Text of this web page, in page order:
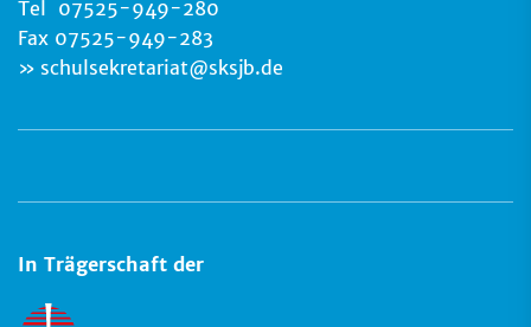
Tel 07525-949-280
Fax 07525-949-283
schulsekretariat@sksjb.de
In Trägerschaft der